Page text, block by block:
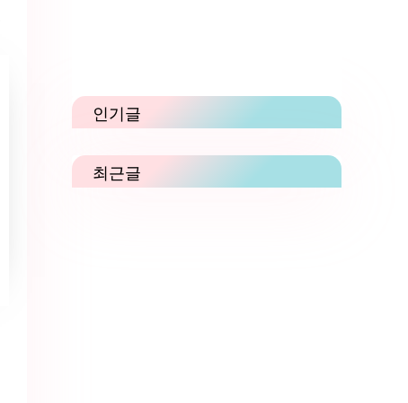
인기글
최근글